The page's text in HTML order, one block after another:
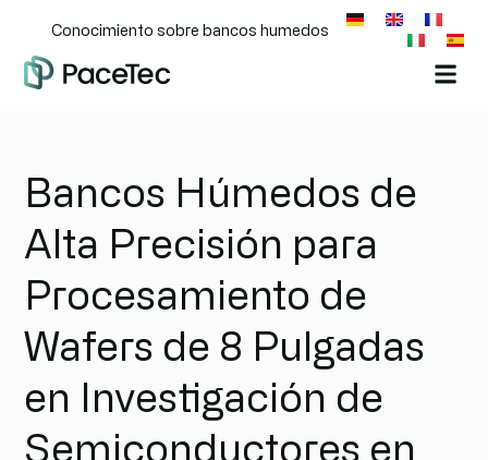
Conocimiento sobre bancos humedos
Bancos Húmedos de
Alta Precisión para
Procesamiento de
Wafers de 8 Pulgadas
en Investigación de
Semiconductores en